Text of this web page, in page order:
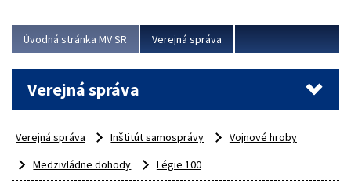
Úvodná stránka MV SR Verejná správa
Verejná správa
Verejná správa Inštitút samosprávy
Vojnové hroby
Medzivládne dohody
Légie 100